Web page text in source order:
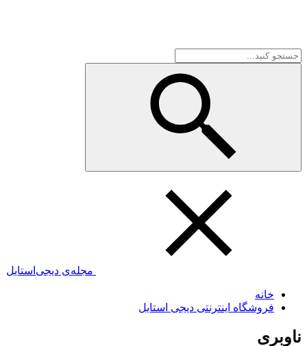
مجله‌ی دیجی‌استایل
خانه
فروشگاه اینترنتی دیجی استایل
ناوبری